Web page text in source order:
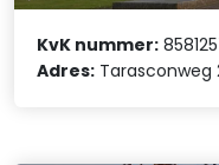
KvK nummer:
Adres: Tarasconweg